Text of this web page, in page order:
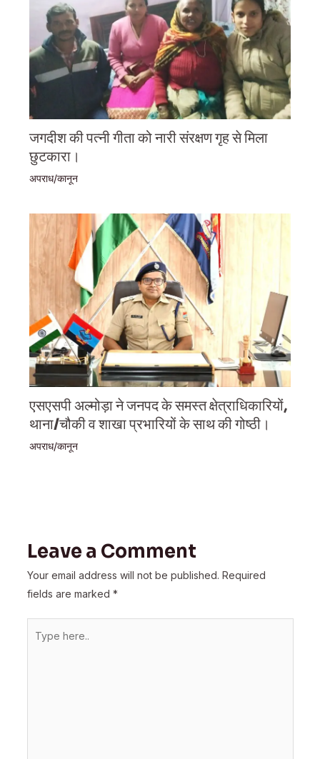
जगदीश की पत्नी गीता को नारी संरक्षण गृह से मिला
छुटकारा।
अपराध/कानून
एसएसपी अल्मोड़ा ने जनपद के समस्त क्षेत्राधिकारियों,
थाना/चौकी व शाखा प्रभारियों के साथ की गोष्ठी।
अपराध/कानून
Leave a Comment
Your email address will not be published. Required
fields are marked *
here..